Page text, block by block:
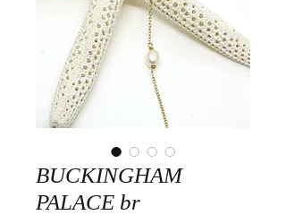
BUCKINGHAM
PALACE br